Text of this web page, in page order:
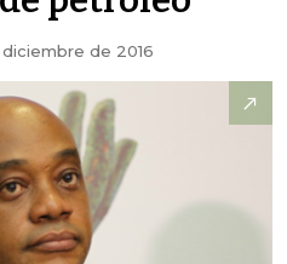
de 2016